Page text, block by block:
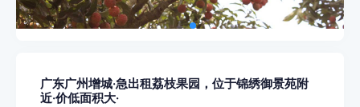
广东广州增城·急出租荔枝果园，位于锦绣御景苑附
近·价低面积大·